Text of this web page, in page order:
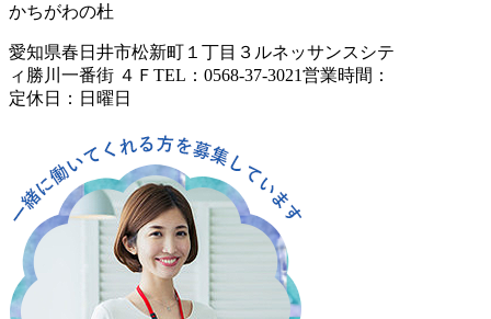
かちがわの杜
愛知県春日井市松新町１丁目３ ルネッサンスシテ
ィ勝川一番街 ４Ｆ TEL：0568-37-3021営業時間：
定休日：日曜日